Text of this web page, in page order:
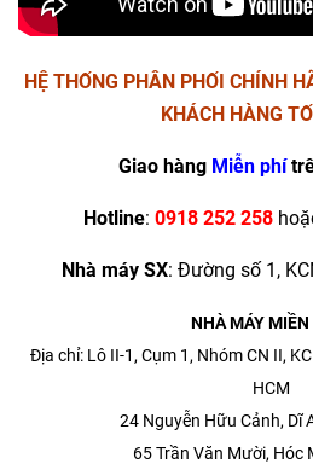
HỆ THỐNG PHÂN PHỐI CHÍNH
KHÁCH HÀNG
Giao hàng Miễn phí
Hotline: 0918 252 258
Nhà máy SX: Đường số 1,
NHÀ MÁY
Địa chỉ: Lô II-1, Cụm 1, Nhóm CN II,
HCM
24 Nguyễn Hữu Cảnh, Dĩ
65 Trần Văn Mười, Hóc